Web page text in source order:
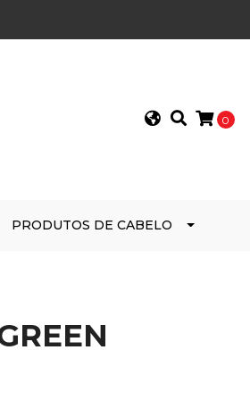
0
PRODUTOS DE CABELO